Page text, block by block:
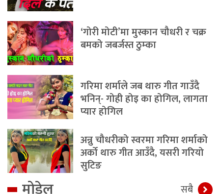
‘गोरी मोटी’मा मुस्कान चौधरी र चक्र
बमको जबर्जस्त ठुम्का
गरिमा शर्माले जब थारु गीत गाउँदै
भनिन्- गोही होइ का होगिल, लागता
प्यार होगिल
अन्नु चौधरीको स्वरमा गरिमा शर्माको
अर्को थारु गीत आउँदै, यसरी गरियो
सुटिङ
सबै